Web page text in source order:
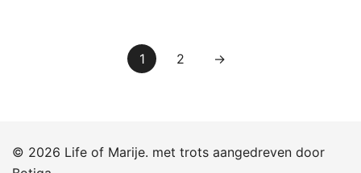
1 2 →
© 2026 Life of Marije. met trots aangedreven door